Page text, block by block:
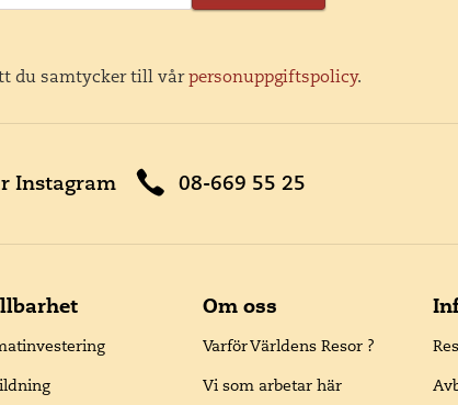
du samtycker till vårpersonuppgiftspolicy.
Instagram 08-669 55 25
Om oss
Varför Världens Resor ?
Vi som arbetar här